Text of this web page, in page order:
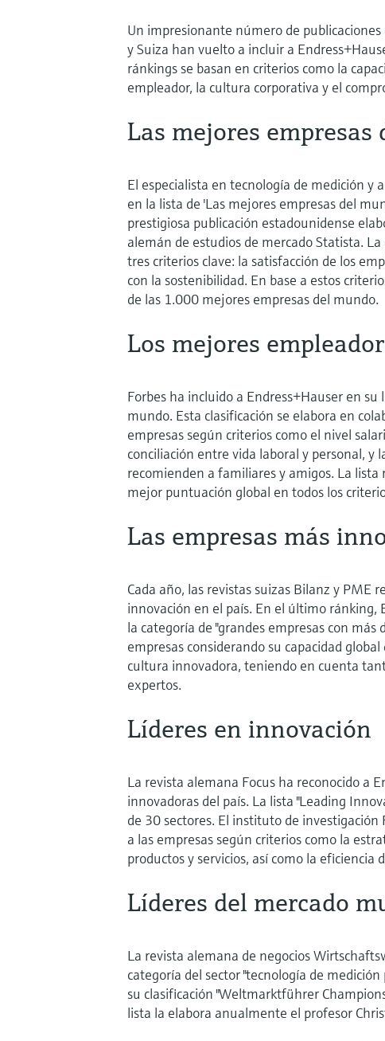
Un impresionante número de
y Suiza han vuelto a incluir a
ránkings se basan en criterios como la
empleador, la cultura corporativa y el
Las mejores empresas
El especialista en tecnología de medición y
en la lista de 'Las mejores empresas del
prestigiosa publicación estadounidense
alemán de estudios de mercado Statista.
tres criterios clave: la satisfacción de los
con la sostenibilidad. En base a estos
de las 1.000 mejores empresas del mundo.
Los mejores
Forbes ha incluido a Endress+Hauser en
mundo. Esta clasificación se elabora en
empresas según criterios como el nivel
conciliación entre vida laboral y personal, y
recomienden a familiares y amigos. La
mejor puntuación global en todos los
Las empresas más
Cada año, las revistas suizas Bilanz y PME
innovación en el país. En el último
la categoría de "grandes empresas con
empresas considerando su capacidad
cultura innovadora, teniendo en cuenta
expertos.
Líderes en innovación
La revista alemana Focus ha reconocido a
innovadoras del país. La lista "Leading
de 30 sectores. El instituto de investigación
a las empresas según criterios como la
productos y servicios, así como la eficiencia
Líderes del mercado
La revista alemana de negocios
categoría del sector "tecnología de
su clasificación "Weltmarktführer
lista la elabora anualmente el profesor